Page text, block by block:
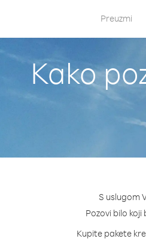
Preuzmi
Kako
S uslugom
Pozovi bilo
Kupite pakete